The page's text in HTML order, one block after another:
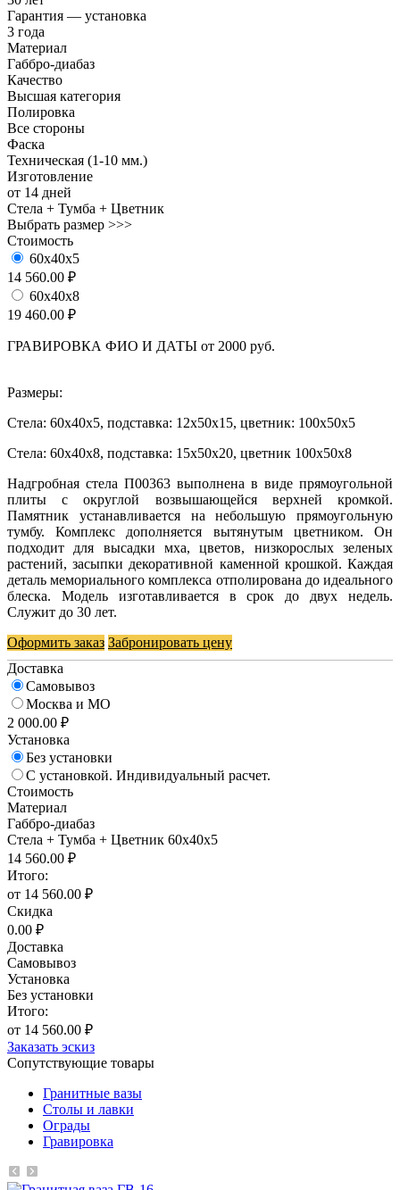
Гарантия — установка
3 года
Материал
Габбро-диабаз
Качество
Высшая категория
Полировка
Все стороны
Фаска
Техническая (1-10 мм.)
Изготовление
от 14 дней
Стела + Тумба + Цветник
Выбрать размер >>>
Стоимость
60х40х5
14 560.00 ₽
60х40х8
19 460.00 ₽
ГРАВИРОВКА ФИО И ДАТЫ от 2000 руб.
Размеры:
Стела: 60x40x5, подставка: 12x50x15, цветник: 100х50х5
Стела: 60x40x8, подставка: 15x50x20, цветник 100х50х8
Надгробная стела П00363 выполнена в виде прямоугольной
плиты с округлой возвышающейся верхней кромкой.
Памятник устанавливается на небольшую прямоугольную
тумбу. Комплекс дополняется вытянутым цветником. Он
подходит для высадки мха, цветов, низкорослых зеленых
растений, засыпки декоративной каменной крошкой. Каждая
деталь мемориального комплекса отполирована до идеального
блеска. Модель изготавливается в срок до двух недель.
Служит до 30 лет.
Оформить заказ Забронировать цену
Доставка
Самовывоз
Москва и МО
2 000.00 ₽
Установка
Без установки
С установкой. Индивидуальный расчет.
Стоимость
Материал
Габбро-диабаз
Стела + Тумба + Цветник 60х40х5
14 560.00 ₽
Итого:
от 14 560.00 ₽
Скидка
0.00 ₽
Доставка
Самовывоз
Установка
Без установки
Итого:
от 14 560.00 ₽
Заказать эскиз
Сопутствующие товары
Гранитные вазы
Столы и лавки
Ограды
Гравировка